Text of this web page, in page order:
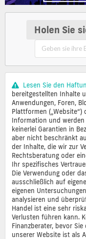
Holen Sie
Lesen Sie den
bereitgestellten Inhalte
Anwendungen, Foren,
Plattformen
Information und werden
keinerlei Garantien in
aber nicht beschränkt
der Inhalte, die wir zur
Rechtsberatung oder
Ihr spezifisches
Die Verwendung oder
ausschließlich auf
eigenen
analysieren und
Handel ist eine sehr
Verlusten führen kann.
Finanzberater, bevor
unserer Website ist als